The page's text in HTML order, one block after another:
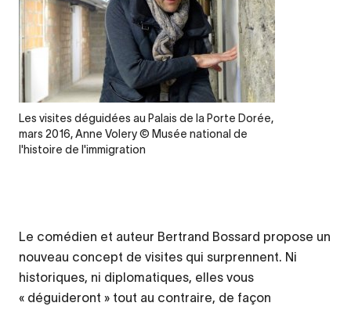
Legende
Les visites déguidées au Palais de la Porte Dorée,
mars 2016, Anne Volery © Musée national de
l'histoire de l'immigration
Le comédien et auteur Bertrand Bossard propose un
nouveau concept de visites qui surprennent. Ni
historiques, ni diplomatiques, elles vous
« déguideront » tout au contraire, de façon